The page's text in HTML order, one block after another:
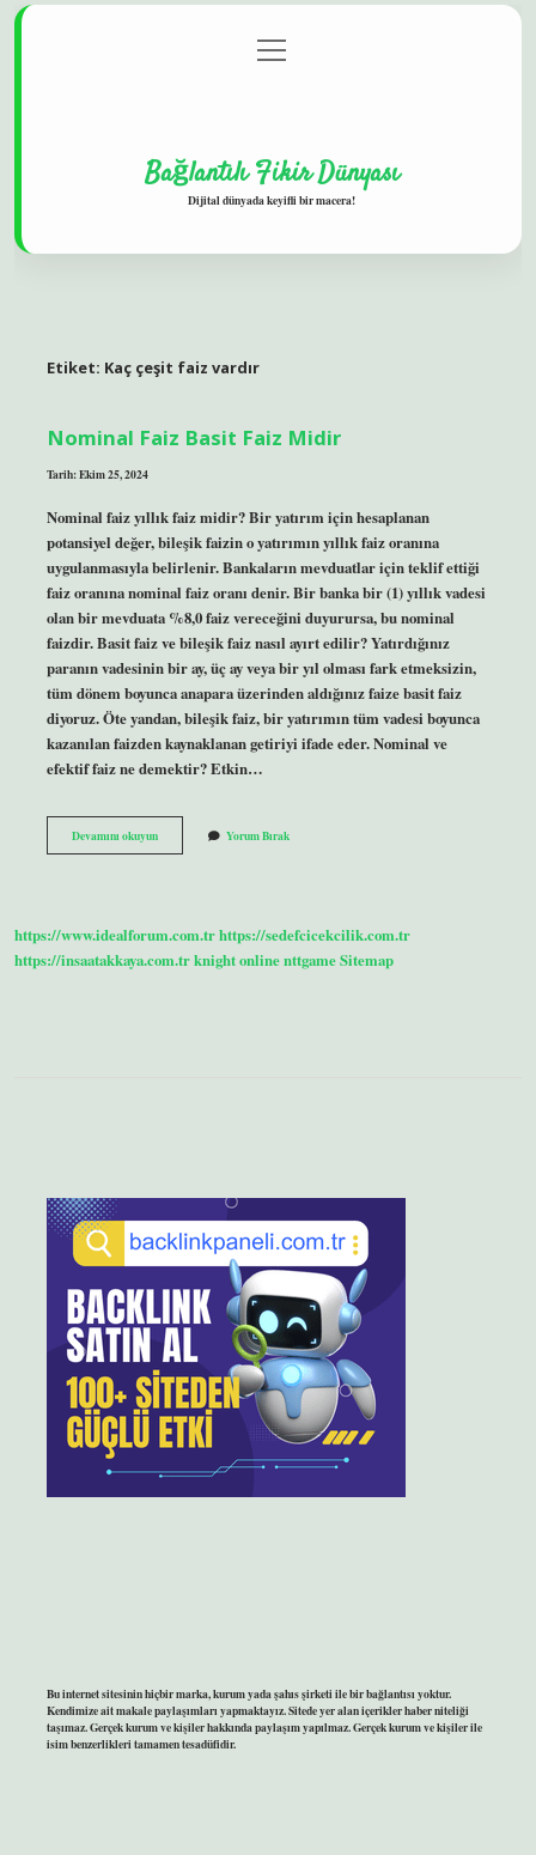
Gizlilik Politikası
menüyü
aç
Bağlantılı Fikir Dünyası
Dijital dünyada keyifli bir macera!
Etiket: Kaç çeşit faiz vardır
Nominal Faiz Basit Faiz Midir
Tarih: Ekim 25, 2024
Nominal faiz yıllık faiz midir? Bir yatırım için hesaplanan
potansiyel değer, bileşik faizin o yatırımın yıllık faiz oranına
uygulanmasıyla belirlenir. Bankaların mevduatlar için teklif ettiği
faiz oranına nominal faiz oranı denir. Bir banka bir (1) yıllık vadesi
olan bir mevduata %8,0 faiz vereceğini duyurursa, bu nominal
faizdir. Basit faiz ve bileşik faiz nasıl ayırt edilir? Yatırdığınız
paranın vadesinin bir ay, üç ay veya bir yıl olması fark etmeksizin,
tüm dönem boyunca anapara üzerinden aldığınız faize basit faiz
diyoruz. Öte yandan, bileşik faiz, bir yatırımın tüm vadesi boyunca
kazanılan faizden kaynaklanan getiriyi ifade eder. Nominal ve
efektif faiz ne demektir? Etkin…
Devamını okuyunNominal
Faiz
Yorum Bırak
https://www.idealforum.com.trhttps://sedefcicekcilik.com.tr
https://insaatakkaya.com.trknight onlinenttgameSitemap
Bu internet sitesinin hiçbir marka, kurum yada şahıs şirketi ile bir bağlantısı yoktur.
Kendimize ait makale paylaşımları yapmaktayız. Sitede yer alan içerikler haber niteliği
taşımaz. Gerçek kurum ve kişiler hakkında paylaşım yapılmaz. Gerçek kurum ve kişiler ile
isim benzerlikleri tamamen tesadüfidir.